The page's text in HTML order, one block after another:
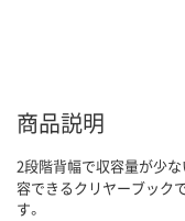
商品説明
2段階背幅で収容量が少
容できるクリヤーブック
す。